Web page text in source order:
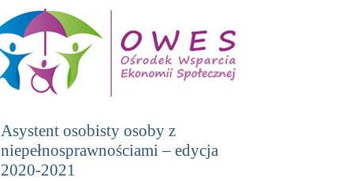
Asystent osobisty osoby z
niepełnosprawnościami – edycja
2020-2021